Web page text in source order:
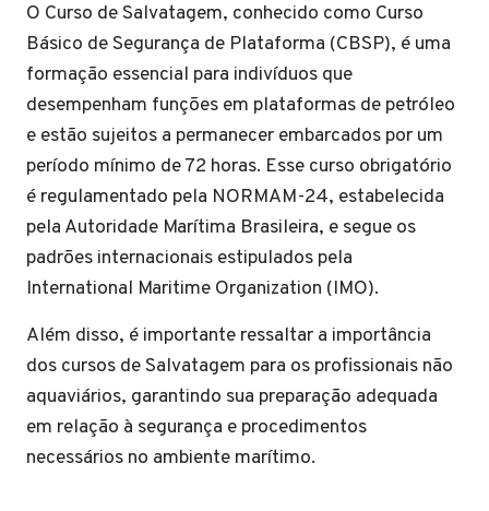
O Curso de Salvatagem, conhecido como Curso
Básico de Segurança de Plataforma (CBSP), é uma
formação essencial para indivíduos que
desempenham funções em plataformas de petróleo
e estão sujeitos a permanecer embarcados por um
período mínimo de 72 horas. Esse curso obrigatório
é regulamentado pela NORMAM-24, estabelecida
pela Autoridade Marítima Brasileira, e segue os
padrões internacionais estipulados pela
International Maritime Organization (IMO).
Além disso, é importante ressaltar a importância
dos cursos de Salvatagem para os profissionais não
aquaviários, garantindo sua preparação adequada
em relação à segurança e procedimentos
necessários no ambiente marítimo.